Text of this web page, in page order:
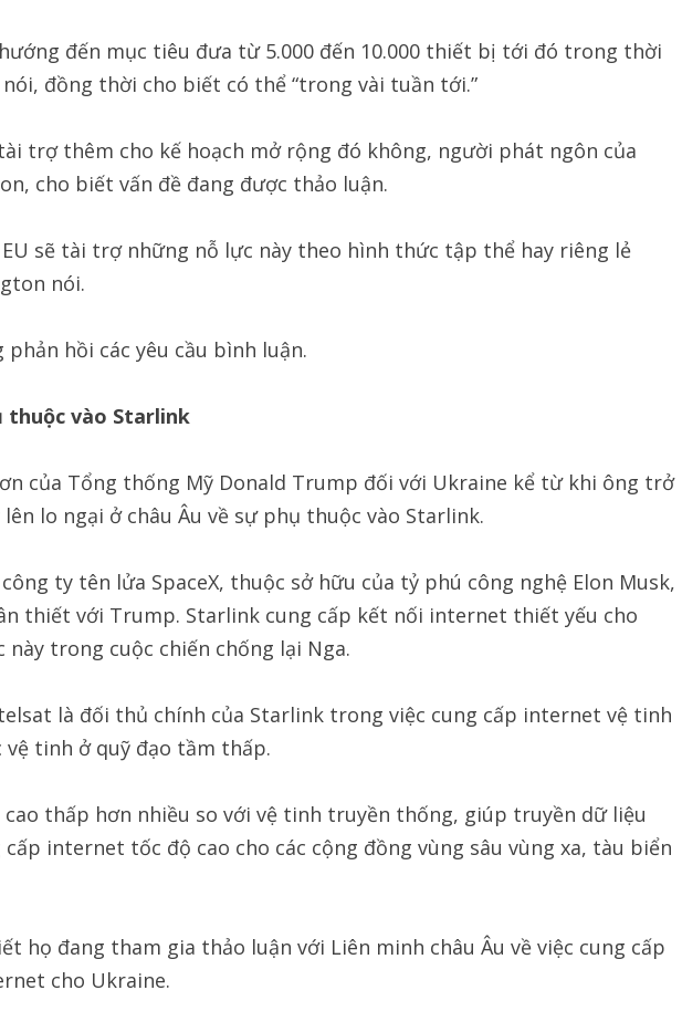
đến mục tiêu đưa từ 5.000 đến 10.000 thiết bị tới đó trong thời
đồng thời cho biết có thể “trong vài tuần tới.”
trợ thêm cho kế hoạch mở rộng đó không, người phát ngôn của
cho biết vấn đề đang được thảo luận.
sẽ tài trợ những nỗ lực này theo hình thức tập thể hay riêng lẻ
nói.
hồi các yêu cầu bình luận.
thuộc vào Starlink
của Tổng thống Mỹ Donald Trump đối với Ukraine kể từ khi ông trở
lo ngại ở châu Âu về sự phụ thuộc vào Starlink.
ty tên lửa SpaceX, thuộc sở hữu của tỷ phú công nghệ Elon Musk,
thiết với Trump. Starlink cung cấp kết nối internet thiết yếu cho
này trong cuộc chiến chống lại Nga.
là đối thủ chính của Starlink trong việc cung cấp internet vệ tinh
tinh ở quỹ đạo tầm thấp.
cao thấp hơn nhiều so với vệ tinh truyền thống, giúp truyền dữ liệu
internet tốc độ cao cho các cộng đồng vùng sâu vùng xa, tàu biển
họ đang tham gia thảo luận với Liên minh châu Âu về việc cung cấp
cho Ukraine.